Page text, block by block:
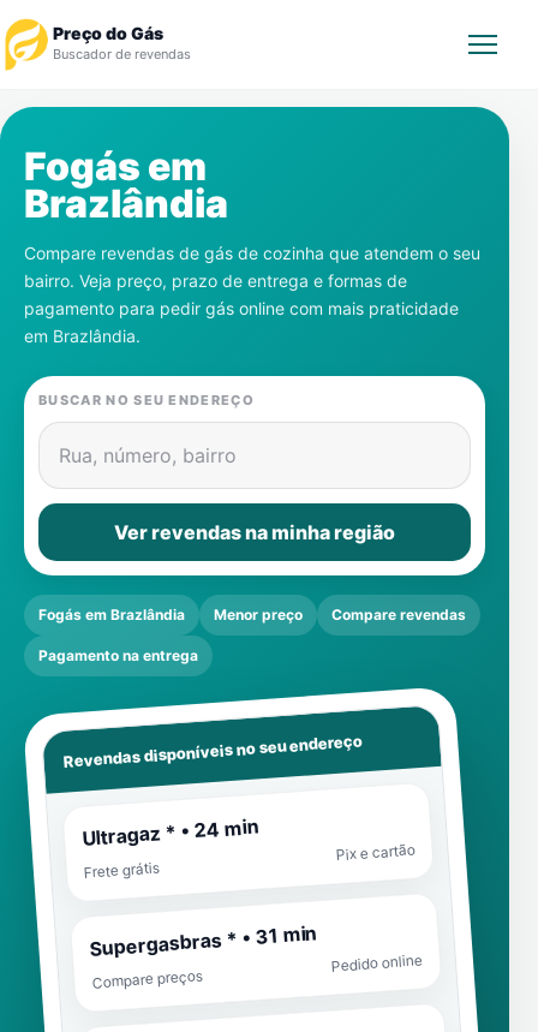
Preço do Gás
Buscador de revendas
Revendedor
Notícias
Cadastre-se
Gás
Contatos
Fogás em
Brazlândia
Compare revendas de gás de cozinha que atendem o seu
bairro. Veja preço, prazo de entrega e formas de
pagamento para pedir gás online com mais praticidade
em Brazlândia.
BUSCAR NO SEU ENDEREÇO
Rua, número, bairro
Ver revendas na minha região
Fogás em Brazlândia Menor preço Compare revendas
Pagamento na entrega
Revendas disponíveis no seu endereço
Ultragaz * • 24 min
Frete grátis
Pix e cartão
Supergasbras * • 31 min
Compare preços
Pedido online